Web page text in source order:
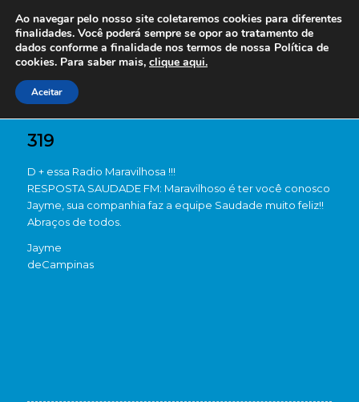
319
D + essa Radio Maravilhosa !!!
RESPOSTA SAUDADE FM: Maravilhoso é ter você conosco
Jayme, sua companhia faz a equipe Saudade muito feliz!!
Abraços de todos.
Jayme
deCampinas
Ao navegar pelo nosso site coletaremos cookies para diferentes
finalidades. Você poderá sempre se opor ao tratamento de
dados conforme a finalidade nos termos de nossa Política de
cookies. Para saber mais, clique aqui.
Aceitar